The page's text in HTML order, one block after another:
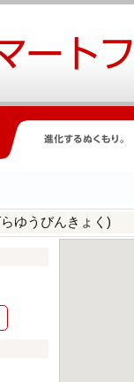
ゆうびんきょく)